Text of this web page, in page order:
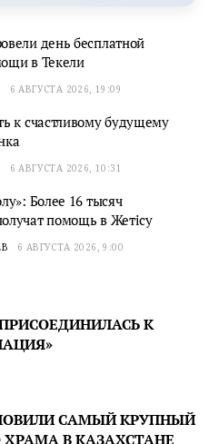
день бесплатной
в Текели
6 АВГУСТА 2026, 19:09
к счастливому будущему
6 АВГУСТА 2026, 10:31
Более 16 тысяч
помощь в Жетісу
6 АВГУСТА 2026, 9:00
К
САМЫЙ КРУПНЫЙ
В КАЗАХСТАНЕ